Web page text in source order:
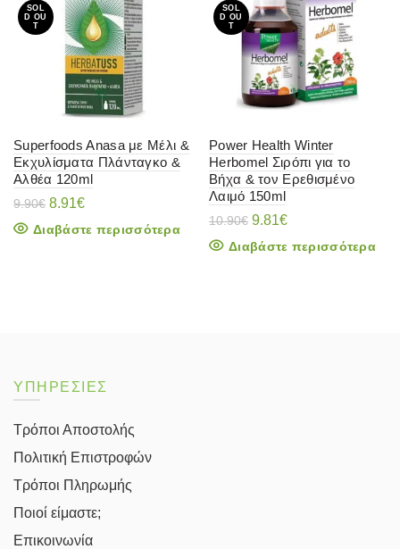
SOL
D OU
T
Superfoods Anasa με Μέλι &
Εκχυλίσματα Πλάνταγκο &
Αλθέα 120ml
9.90€ Original
was:
8.91€Η
τιμή
Διαβάστε περισσότερα
SOL
D OU
T
Power Health Winter
Herbomel Σιρόπι για το
Βήχα & τον Ερεθισμένο
Λαιμό 150ml
10.90€ Original
was:
9.81€Η
τιμή
Διαβάστε περισσότερα
ΥΠΗΡΕΣΙΕΣ
Τρόποι Αποστολής
Πολιτική Επιστροφών
Τρόποι Πληρωμής
Ποιοί είμαστε;
Επικοινωνία